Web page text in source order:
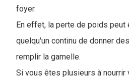
foyer.
En effet, la perte de poids
quelqu'un continu de donner
remplir la gamelle.
Si vous êtes plusieurs à nourrir